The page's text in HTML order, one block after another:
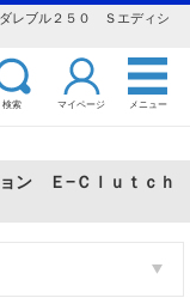
レブル２５０ Ｓエディシ
検索 マイページ メニュー
ン Ｅ−Ｃｌｕｔｃｈ